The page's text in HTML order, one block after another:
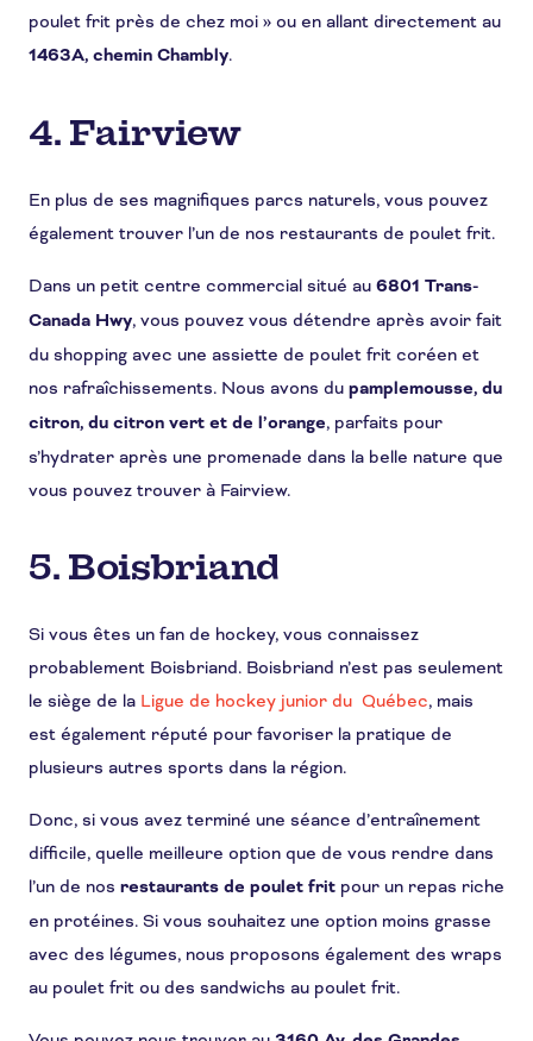
poulet frit près de chez moi » ou en allant directement au
1463A, chemin Chambly.
4. Fairview
En plus de ses magnifiques parcs naturels, vous pouvez
également trouver l’un de nos restaurants de poulet frit.
Dans un petit centre commercial situé au 6801 Trans-
Canada Hwy, vous pouvez vous détendre après avoir fait
du shopping avec une assiette de poulet frit coréen et
nos rafraîchissements. Nous avons du pamplemousse, du
citron, du citron vert et de l’orange, parfaits pour
s’hydrater après une promenade dans la belle nature que
vous pouvez trouver à Fairview.
5. Boisbriand
Si vous êtes un fan de hockey, vous connaissez
probablement Boisbriand. Boisbriand n’est pas seulement
le siège de la Ligue de hockey junior du Québec, mais
est également réputé pour favoriser la pratique de
plusieurs autres sports dans la région.
Donc, si vous avez terminé une séance d’entraînement
difficile, quelle meilleure option que de vous rendre dans
l’un de nos restaurants de poulet frit pour un repas riche
en protéines. Si vous souhaitez une option moins grasse
avec des légumes, nous proposons également des wraps
au poulet frit ou des sandwichs au poulet frit.